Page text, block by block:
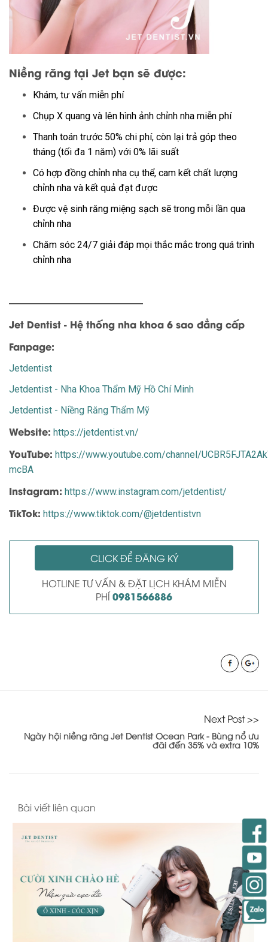
Niềng răng tại Jet bạn sẽ được:
Khám, tư vấn miễn phí
Chụp X quang và lên hình ảnh chỉnh nha miễn phí
Thanh toán trước 50% chi phí, còn lại trả góp theo
tháng (tối đa 1 năm) với 0% lãi suất
Có hợp đồng chỉnh nha cụ thể, cam kết chất lượng
chỉnh nha và kết quả đạt được
Được vệ sinh răng miệng sạch sẽ trong mỗi lần qua
chỉnh nha
Chăm sóc 24/7 giải đáp mọi thắc mắc trong quá trình
chỉnh nha
——————————————
Jet Dentist - Hệ thống nha khoa 6 sao đẳng cấp
Fanpage:
Jetdentist
Jetdentist - Nha Khoa Thẩm Mỹ Hồ Chí Minh
Jetdentist - Niềng Răng Thẩm Mỹ
Website: https://jetdentist.vn/
YouTube: https://www.youtube.com/channel/
mcBA
Instagram: https://www.instagram.com/jetdentist/
TikTok: https://www.tiktok.com/@jetdentistvn
CLICK ĐỂ ĐĂNG KÝ
HOTLINE TƯ VẤN & ĐẶT LỊCH KHÁM MIỄN
PHÍ0981566886
Next Post >>
Ngày hội niềng răng Jet Dentist Ocean Park - Bùng nổ ưu
đãi đến 35% và extra 10%
Bài viết liên quan